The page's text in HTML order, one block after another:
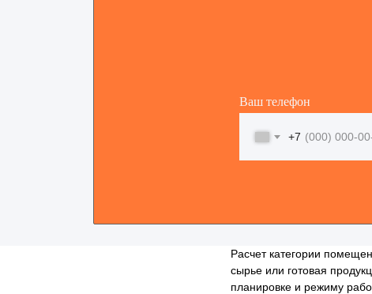
Ваш телефон
+7
Расчет категории
сырье или готовая
планировке и режиму